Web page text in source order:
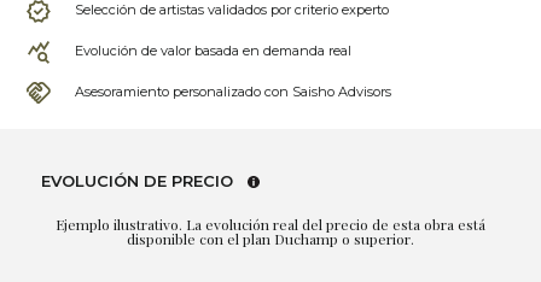
Selección de artistas validados por criterio experto
Evolución de valor basada en demanda real
Asesoramiento personalizado con Saisho Advisors
EVOLUCIÓN DE PRECIO
Ejemplo ilustrativo. La evolución real del precio de esta obra está
disponible con el plan Duchamp o superior.